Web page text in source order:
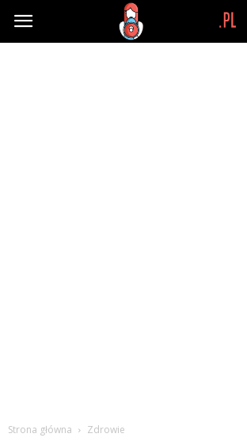
Wypaplani.pl
Strona główna Zdrowie